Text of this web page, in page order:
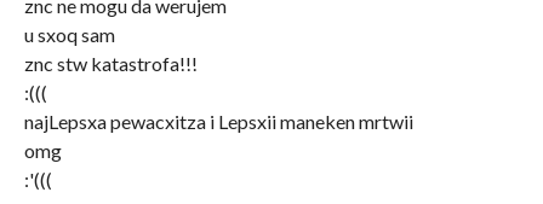
znc ne mogu da werujem
u sxoq sam
znc stw katastrofa!!!
:(((
najLepsxa pewacxitza i Lepsxii maneken mrtwii
omg
:'(((